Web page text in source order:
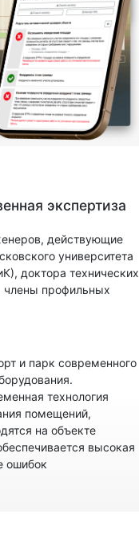
экспертиза
действующие
университета
доктора технических
профильных
и парк современного
технология
помещений,
на объекте
высокая
ошибок